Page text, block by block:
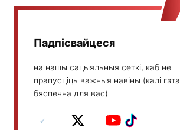
Падпісвайцеся
на нашы сацыяльныя сеткі, каб не
прапусціць важныя навіны (калі гэта
бяспечна для вас)